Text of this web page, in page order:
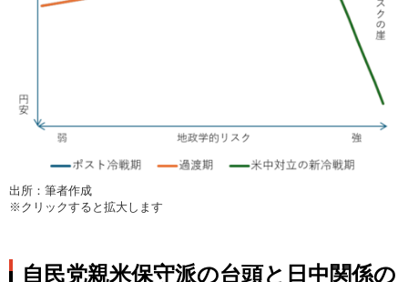
出所：筆者作成
※クリックすると拡大します
自民党親米保守派の台頭と日中関係の